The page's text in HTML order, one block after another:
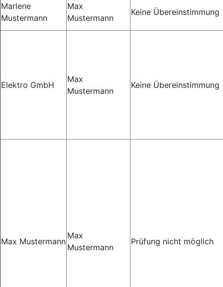
Marlene
Mustermann
Max
Mustermann
Keine Übereinstimmung
Elektro GmbH
Max
Mustermann
Keine Übereinstimmung
Max Mustermann
Max
Mustermann
Prüfung nicht möglich